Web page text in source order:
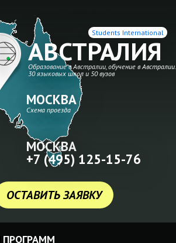
АВСТРАЛИЯ
Образование в Австралии, обучение в Австралии.
30 языковых школ и 50 вузов
Students International
ОСТАВИТЬ ЗАЯВКУ
МОСКВА
Схема проезда
МОСКВА
+7 (495) 125-15-76